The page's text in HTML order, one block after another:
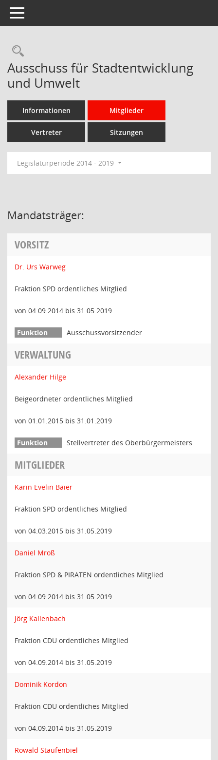
Toggle navigation
Rechercheauswahl
Ausschuss für Stadtentwicklung
und Umwelt
Informationen Mitglieder
Vertreter Sitzungen
Legislaturperiode 2014 - 2019
Mandatsträger:
VORSITZ
Dr. Urs Warweg
Fraktion SPD ordentliches Mitglied
von 04.09.2014 bis 31.05.2019
Ausschussvorsitzender
VERWALTUNG
Alexander Hilge
Beigeordneter ordentliches Mitglied
von 01.01.2015 bis 31.01.2019
Stellvertreter des Oberbürgermeisters
MITGLIEDER
Karin Evelin Baier
Fraktion SPD ordentliches Mitglied
von 04.03.2015 bis 31.05.2019
Daniel Mroß
Fraktion SPD & PIRATEN ordentliches Mitglied
von 04.09.2014 bis 31.05.2019
Jörg Kallenbach
Fraktion CDU ordentliches Mitglied
von 04.09.2014 bis 31.05.2019
Dominik Kordon
Fraktion CDU ordentliches Mitglied
von 04.09.2014 bis 31.05.2019
Rowald Staufenbiel